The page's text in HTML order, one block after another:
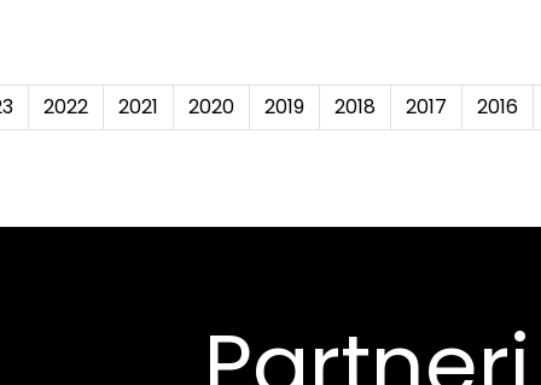
2022 2021 2020 2019 2018 2017 2016